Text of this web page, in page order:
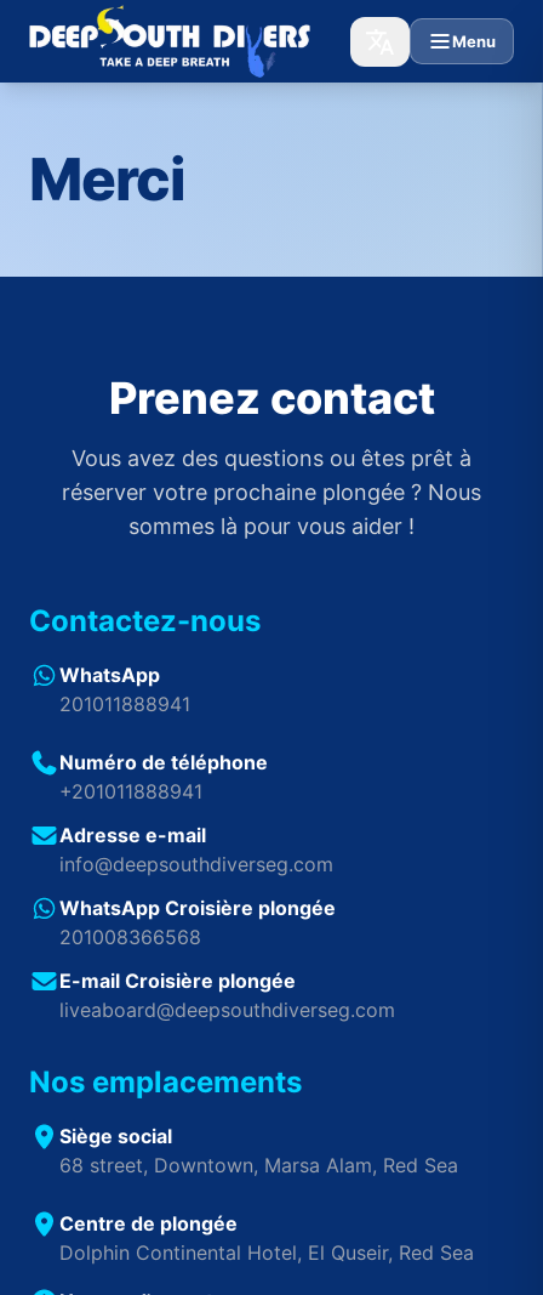
Menu
Merci
Prenez contact
Vous avez des questions ou êtes prêt à
réserver votre prochaine plongée ? Nous
sommes là pour vous aider !
Contactez-nous
WhatsApp
201011888941
Numéro de téléphone
+201011888941
Adresse e-mail
info@deepsouthdiverseg.com
WhatsApp Croisière plongée
201008366568
E-mail Croisière plongée
liveaboard@deepsouthdiverseg.com
Nos emplacements
Siège social
68 street, Downtown, Marsa Alam, Red Sea
Centre de plongée
Dolphin Continental Hotel, El Quseir, Red Sea